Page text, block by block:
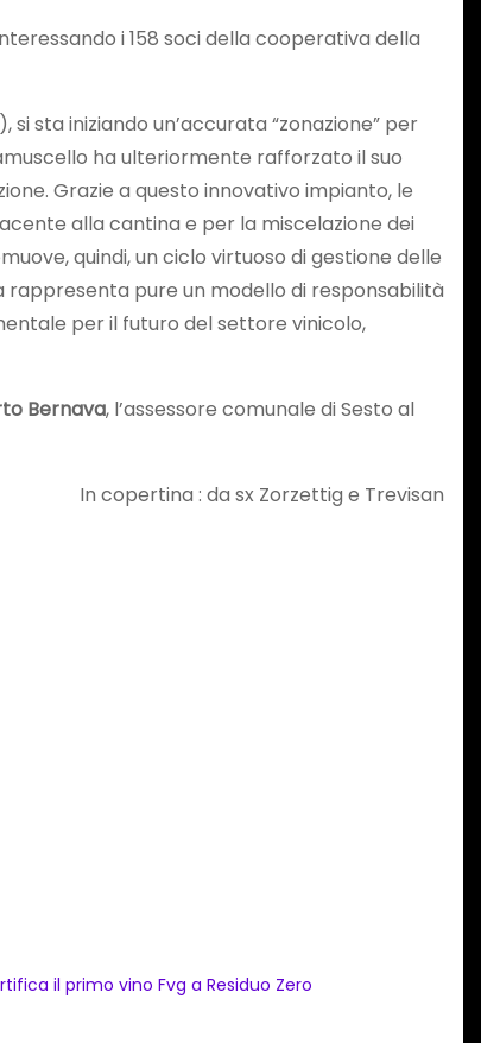
i 158 soci della cooperativa della
sta iniziando un’accurata “zonazione” per
ha ulteriormente rafforzato il suo
Grazie a questo innovativo impianto, le
alla cantina e per la miscelazione dei
quindi, un ciclo virtuoso di gestione delle
rappresenta pure un modello di responsabilità
per il futuro del settore vinicolo,
Bernava, l’assessore comunale di Sesto al
In copertina : da sx Zorzettig e Trevisan
il primo vino Fvg a Residuo Zero